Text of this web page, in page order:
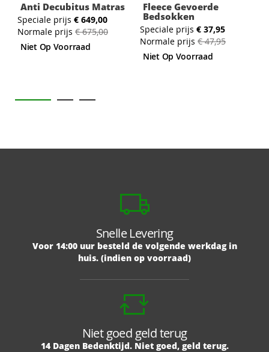
Anti Decubitus Matras
Speciale prijs € 649,00
Normale prijs € 675,00
Niet Op Voorraad
Fleece Gevoerde
Bedsokken
Speciale prijs € 37,95
Normale prijs € 47,95
Niet Op Voorraad
Snelle Levering
Voor 14:00 uur besteld de volgende werkdag in
huis. (indien op voorraad)
Niet goed geld terug
14 Dagen Bedenktijd. Niet goed, geld terug.